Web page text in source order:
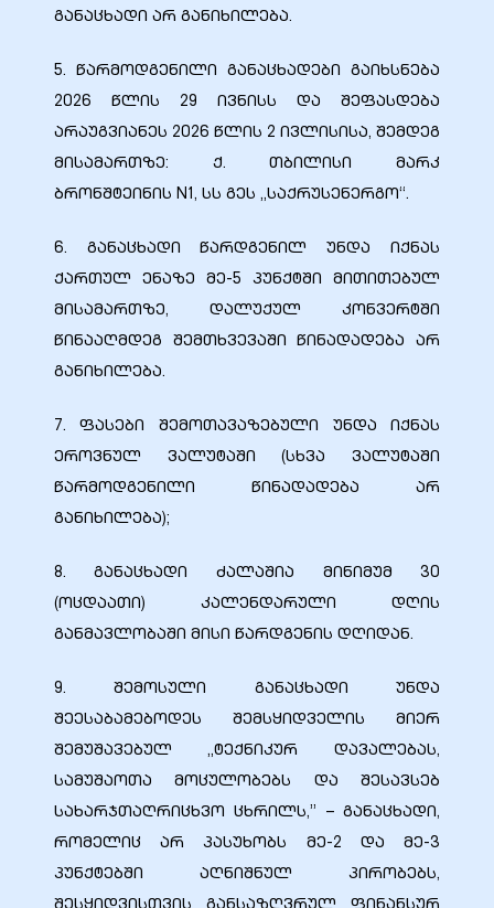
განაცხადი არ განიხილება.
5. წარმოდგენილი განაცხადები გაიხსნება
2026 წლის 29 ივნისს და შეფასდება
არაუგვიანეს 2026 წლის 2 ივლისისა, შემდეგ
მისამართზე: ქ. თბილისი მარკ
ბრონშტეინის N1, სს გეს „საქრუსენერგო“.
6. განაცხადი წარდგენილ უნდა იქნას
ქართულ ენაზე მე-5 პუნქტში მითითებულ
მისამართზე, დალუქულ კონვერტში
წინააღმდეგ შემთხვევაში წინადადება არ
განიხილება.
7. ფასები შემოთავაზებული უნდა იქნას
ეროვნულ ვალუტაში (სხვა ვალუტაში
წარმოდგენილი წინადადება არ
განიხილება);
8. განაცხადი ძალაშია მინიმუმ 30
(ოცდაათი) კალენდარული დღის
განმავლობაში მისი წარდგენის დღიდან.
9. შემოსული განაცხადი უნდა
შეესაბამებოდეს შემსყიდველის მიერ
შემუშავებულ „ტექნიკურ დავალებას,
სამუშაოთა მოცულობებს და შესავსებ
სახარჯთაღრიცხვო ცხრილს,” – განაცხადი,
რომელიც არ პასუხობს მე-2 და მე-3
პუნქტებში აღნიშნულ პირობებს,